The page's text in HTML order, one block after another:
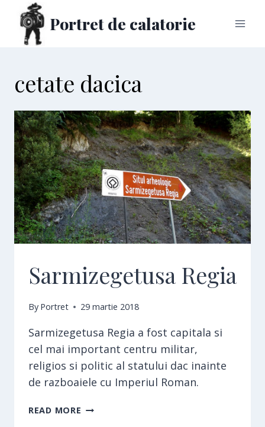
content
Portret de calatorie
cetate dacica
Sarmizegetusa Regia
By Portret 29 martie 2018
Sarmizegetusa Regia a fost capitala si
cel mai important centru militar,
religios si politic al statului dac inainte
de razboaiele cu Imperiul Roman.
READ MORE SARMIZEGETUSA